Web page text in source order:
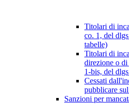
Titolari di
co. 1, del
tabelle)
Titolari di
direzione o
1-bis, del
Cessati
pubblicare
Sanzioni per